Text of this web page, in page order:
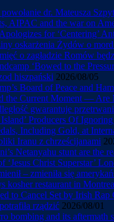
powołanie dr. Mateusza
AIPAC and the war on
for ‘Centering’
oskarżenia Żydów o
o zagładzie Romów
‘Bowed to the
hiszpański 2026/08/05
Board of Peace and
the Current Moment — Are
gwarantuje
Producers Of
Including Gold, at
Iranu z chrześcijanami
Netanyahu stunt are the
‘Jesus Christ Superstar’
– zmieniła się
kosher restaurant in
to Cancel Set by Irish
rządzić 2026/08/01
bombing and its aftermath